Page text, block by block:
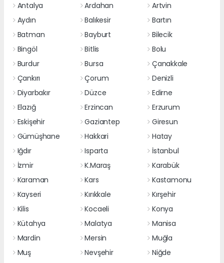
Antalya
Ardahan
Artvin
Aydın
Balıkesir
Bartın
Batman
Bayburt
Bilecik
Bingöl
Bitlis
Bolu
Burdur
Bursa
Çanakkale
Çankırı
Çorum
Denizli
Diyarbakır
Düzce
Edirne
Elazığ
Erzincan
Erzurum
Eskişehir
Gaziantep
Giresun
Gümüşhane
Hakkari
Hatay
Iğdır
Isparta
İstanbul
İzmir
K.Maraş
Karabük
Karaman
Kars
Kastamonu
Kayseri
Kırıkkale
Kırşehir
Kilis
Kocaeli
Konya
Kütahya
Malatya
Manisa
Mardin
Mersin
Muğla
Muş
Nevşehir
Niğde